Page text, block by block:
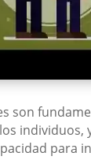
son
individuos,
para